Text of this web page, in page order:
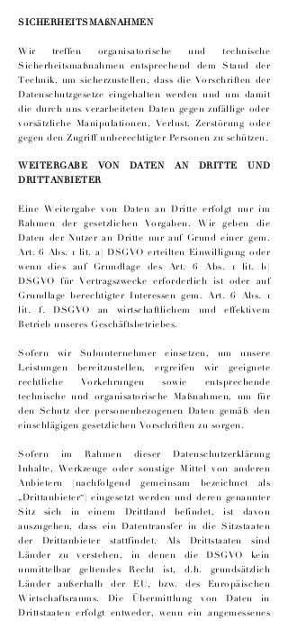
SICHERHEITSMAßNAHMEN
Wir treffen organisatorische und technische
Sicherheitsmaßnahmen entsprechend dem Stand der
Technik, um sicherzustellen, dass die Vorschriften der
Datenschutzgesetze eingehalten werden und um damit
die durch uns verarbeiteten Daten gegen zufällige oder
vorsätzliche Manipulationen, Verlust, Zerstörung oder
gegen den Zugriff unberechtigter Personen zu schützen.
WEITERGABE VON DATEN AN DRITTE UND
DRITTANBIETER
Eine Weitergabe von Daten an Dritte erfolgt nur im
Rahmen der gesetzlichen Vorgaben. Wir geben die
Daten der Nutzer an Dritte nur auf Grund einer gem.
Art. 6 Abs. 1 lit. a) DSGVO erteilten Einwilligung oder
wenn dies auf Grundlage des Art. 6 Abs. 1 lit. b)
DSGVO für Vertragszwecke erforderlich ist oder auf
Grundlage berechtigter Interessen gem. Art. 6 Abs. 1
lit. f. DSGVO an wirtschaftlichem und effektivem
Betrieb unseres Geschäftsbetriebes.
Sofern wir Subunternehmer einsetzen, um unsere
Leistungen bereitzustellen, ergreifen wir geeignete
rechtliche Vorkehrungen sowie entsprechende
technische und organisatorische Maßnahmen, um für
den Schutz der personenbezogenen Daten gemäß den
einschlägigen gesetzlichen Vorschriften zu sorgen.
Sofern im Rahmen dieser Datenschutzerklärung
Inhalte, Werkzeuge oder sonstige Mittel von anderen
Anbietern (nachfolgend gemeinsam bezeichnet als
„Drittanbieter“) eingesetzt werden und deren genannter
Sitz sich in einem Drittland befindet, ist davon
auszugehen, dass ein Datentransfer in die Sitzstaaten
der Drittanbieter stattfindet. Als Drittstaaten sind
Länder zu verstehen, in denen die DSGVO kein
unmittelbar geltendes Recht ist, d.h. grundsätzlich
Länder außerhalb der EU, bzw. des Europäischen
Wirtschaftsraums. Die Übermittlung von Daten in
Drittstaaten erfolgt entweder, wenn ein angemessenes